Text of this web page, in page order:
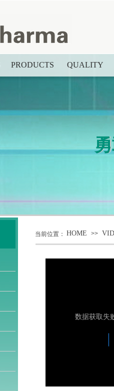
PRODUCTS QUALITY
HOME >>
当前位置：